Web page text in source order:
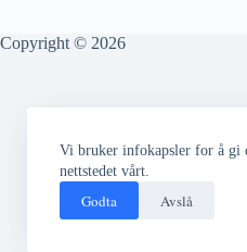
Vi bruker infokapsler for å gi
nettstedet vårt.
Godta Avslå
Copyright © 2026